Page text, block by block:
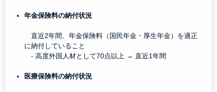
年金保険料の納付状況
直近2年間、年金保険料（国民年金・厚生年金）を適正
に納付していること
- 高度外国人材として70点以上 → 直近1年間
医療保険料の納付状況